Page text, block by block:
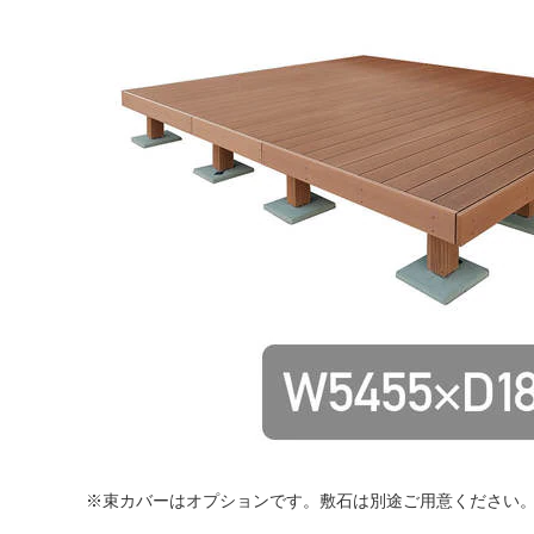
※束カバーはオプションです。敷石は別途ご用意ください